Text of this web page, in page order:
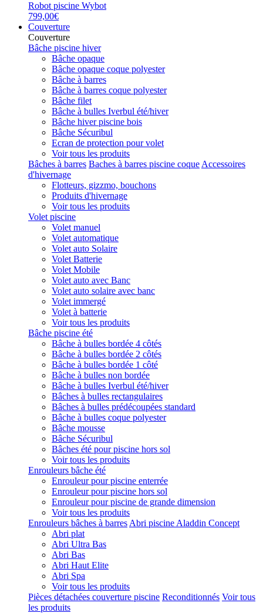
Robot piscine Wybot
799,00€
Couverture
Couverture
Bâche piscine hiver
Bâche opaque
Bâche opaque coque polyester
Bâche à barres
Bâche à barres coque polyester
Bâche filet
Bâche à bulles Iverbul été/hiver
Bâche hiver piscine bois
Bâche Sécuribul
Ecran de protection pour volet
Voir tous les produits
Bâches à barres Baches à barres piscine coque Accessoires
d'hivernage
Flotteurs, gizzmo, bouchons
Produits d'hivernage
Voir tous les produits
Volet piscine
Volet manuel
Volet automatique
Volet auto Solaire
Volet Batterie
Volet Mobile
Volet auto avec Banc
Volet auto solaire avec banc
Volet immergé
Volet à batterie
Voir tous les produits
Bâche piscine été
Bâche à bulles bordée 4 côtés
Bâche à bulles bordée 2 côtés
Bâche à bulles bordée 1 côté
Bâche à bulles non bordée
Bâche à bulles Iverbul été/hiver
Bâches à bulles rectangulaires
Bâches à bulles prédécoupées standard
Bâche à bulles coque polyester
Bâche mousse
Bâche Sécuribul
Bâches été pour piscine hors sol
Voir tous les produits
Enrouleurs bâche été
Enrouleur pour piscine enterrée
Enrouleur pour piscine hors sol
Enrouleur pour piscine de grande dimension
Voir tous les produits
Enrouleurs bâches à barres Abri piscine Aladdin Concept
Abri plat
Abri Ultra Bas
Abri Bas
Abri Haut Elite
Abri Spa
Voir tous les produits
Pièces détachées couverture piscine Reconditionnés Voir tous
les produits